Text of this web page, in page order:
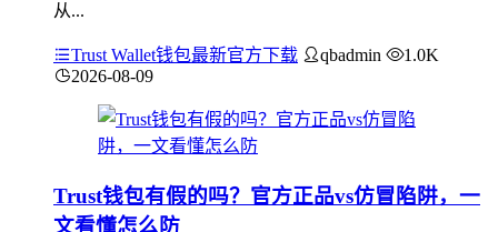
从...
Trust Wallet钱包最新官方下载 qbadmin
1.0K
2026-08-09
Trust钱包有假的吗？官方正品vs仿冒陷阱，一
文看懂怎么防